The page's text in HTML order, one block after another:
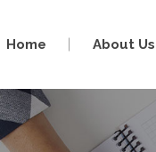
Home About Us